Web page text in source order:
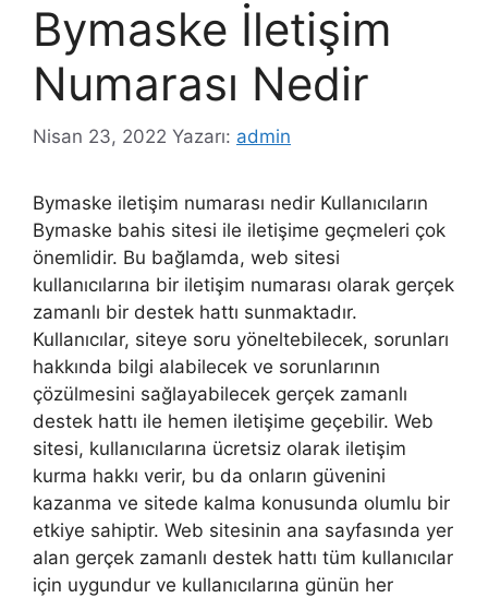
Bymaske İletişim
Numarası Nedir
Nisan 23, 2022 Yazarı: admin
Bymaske iletişim numarası nedir Kullanıcıların
Bymaske bahis sitesi ile iletişime geçmeleri çok
önemlidir. Bu bağlamda, web sitesi
kullanıcılarına bir iletişim numarası olarak gerçek
zamanlı bir destek hattı sunmaktadır.
Kullanıcılar, siteye soru yöneltebilecek, sorunları
hakkında bilgi alabilecek ve sorunlarının
çözülmesini sağlayabilecek gerçek zamanlı
destek hattı ile hemen iletişime geçebilir. Web
sitesi, kullanıcılarına ücretsiz olarak iletişim
kurma hakkı verir, bu da onların güvenini
kazanma ve sitede kalma konusunda olumlu bir
etkiye sahiptir. Web sitesinin ana sayfasında yer
alan gerçek zamanlı destek hattı tüm kullanıcılar
için uygundur ve kullanıcılarına günün her